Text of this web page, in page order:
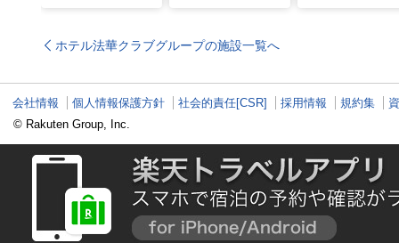
ホテル法華クラブグループの施設一覧へ
会社情報 個人情報保護方針 社会的責任[CSR] 採用情報 規約集
© Rakuten Group, Inc.